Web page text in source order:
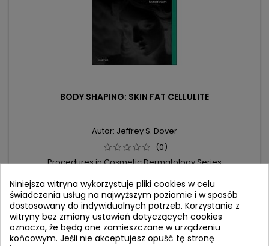
BODY SHAPING: SKIN FAT CELLULITE
Autor: Jeffrey S. Dover
(0)
Procedures in Cosmetic Dermatology Series
Cena
539,74 zł Cena
podstawowa
634,99 zł
 Dodaj do koszyka
Niniejsza witryna wykorzystuje pliki cookies w celu
świadczenia usług na najwyższym poziomie i w sposób
dostosowany do indywidualnych potrzeb. Korzystanie z
witryny bez zmiany ustawień dotyczących cookies
oznacza, że będą one zamieszczane w urządzeniu
końcowym. Jeśli nie akceptujesz opuść tę stronę